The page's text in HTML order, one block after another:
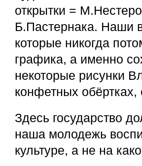
открытки =
Б.Пастернака. Наши
которые никогда
графика, а именно
некоторые рисунки
конфетных
Здесь государство
наша молодежь
культуре, а не на